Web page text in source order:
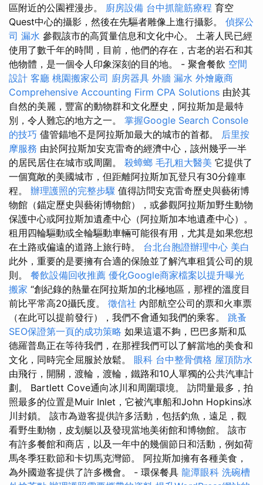
區附近的公園裡漫步。 廚房設備 台中抓龍筋療程 育空
Quest中心的攝影，然後在先驅者雕像上進行攝影。 偵探公
司 漏水 參觀該市的高質量信息和文化中心。 土著人民已經
使用了數千年的時間，目前，他們的存在，古老的岩石和其
他物體，是一個令人印象深刻的目的地。 - 聚會餐飲 空間
設計 客廳 桃園搬家公司 廚房器具 外牆 漏水 外燴廠商
Comprehensive Accounting Firm CPA Solutions 由於其
自然的美麗，豐富的動物群和文化歷史，阿拉斯加是最特
別，令人難忘的地方之一。 掌握Google Search Console
的技巧 儘管錨地不是阿拉斯加最大的城市的首都。 后里按
摩服務 由於阿拉斯加安克雷奇的經濟中心，該州幾乎一半
的居民居住在城市或周圍。 殺蟑螂 毛孔粗大醫美 它提供了
一個寬敞的美國城市，但距離阿拉斯加瓦登只有30分鐘車
程。 辦理護照的完整步驟 值得訪問安克雷奇歷史與藝術博
物館（錨定歷史與藝術博物館），或參觀阿拉斯加野生動物
保護中心或阿拉斯加遺產中心（阿拉斯加本地遺產中心）。
租用四輪驅動或全輪驅動車輛可能很有用，尤其是如果您想
在土路或偏遠的道路上旅行時。 台北台胞證辦理中心 美白
此外，重要的是要擁有合適的保險並了解汽車租賃公司的規
則。 餐飲設備回收推薦 優化Google商家檔案以提升曝光
搬家 “創紀錄的熱量在阿拉斯加的北極地區，那裡的溫度目
前比平常高20攝氏度。 徵信社 內部航空公司的票和火車票
（在此可以提前發行），我們不會通知我們的乘客。 跳蚤
SEO保證第一頁的成功策略 如果這還不夠，巴巴多斯和瓜
德羅普島正在等待我們，在那裡我們可以了解當地的美食和
文化，同時完全屈服於放鬆。 眼科 台中整骨價格 屋頂防水
由飛行，開關，渡輪，渡輪，鐵路和10人單獨的公共汽車計
劃。 Bartlett Cove通向冰川和周圍環境。 訪問量最多，拍
照最多的位置是Muir Inlet，它被汽車船和John Hopkins冰
川封鎖。 該市為遊客提供許多活動，包括釣魚，遠足，觀
看野生動物，皮划艇以及發現當地美術館和博物館。 該市
有許多餐館和商店，以及一年中的幾個節日和活動，例如荷
馬冬季狂歡節和卡切馬克灣節。 阿拉斯加擁有各種美食，
為外國遊客提供了許多機會。 - 環保餐具 龍潭眼科 洗碗槽